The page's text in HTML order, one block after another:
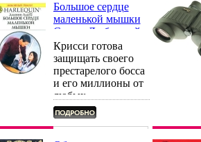
Большое сердце
маленькой мышки
Серия: Любовный
роман инфо 7872h.
Крисси готова
защищать своего
престарелого босса
и его миллионы от
любых
посягательств
Особенно со
стороны его внука